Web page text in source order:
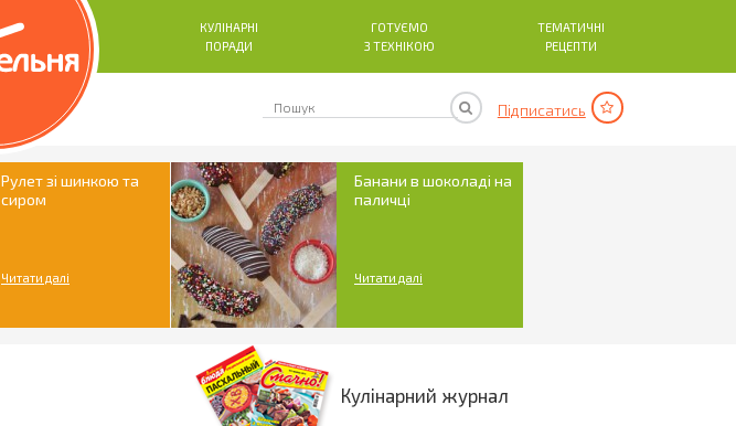
КУЛІНАРНІ
ПОРАДИ
ГОТУЄМО
З ТЕХНІКОЮ
ТЕМАТИЧНІ
РЕЦЕПТИ
Підписатись
Рулет зі шинкою та
сиром
Читати далі
Банани в шоколаді на
паличці
Читати далі
Кулінарний журнал